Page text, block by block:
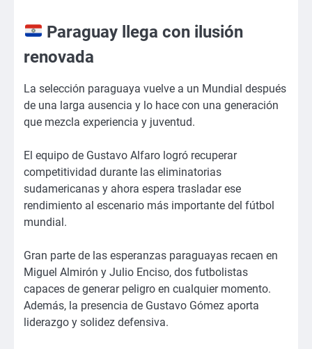
Paraguay llega con ilusión
renovada
La selección paraguaya vuelve a un Mundial después
de una larga ausencia y lo hace con una generación
que mezcla experiencia y juventud.
El equipo de Gustavo Alfaro logró recuperar
competitividad durante las eliminatorias
sudamericanas y ahora espera trasladar ese
rendimiento al escenario más importante del fútbol
mundial.
Gran parte de las esperanzas paraguayas recaen en
Miguel Almirón y Julio Enciso, dos futbolistas
capaces de generar peligro en cualquier momento.
Además, la presencia de Gustavo Gómez aporta
liderazgo y solidez defensiva.